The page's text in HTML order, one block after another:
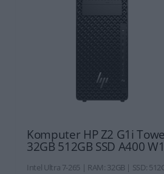
Komputer HP Z2 G1i
32GB 512GB SSD A400
Intel Ultra 7-265 | RAM: 32GB | SSD: